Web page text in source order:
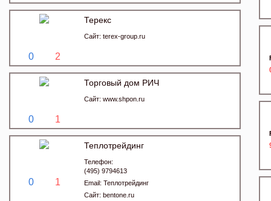
0 2
Терекс
Сайт: terex-group.ru
0 1
Торговый дом РИЧ
Сайт: www.shpon.ru
0 1
Теплотрейдинг
Телефон:
(495) 9794613
Email: Теплотрейдинг
Сайт: bentone.ru